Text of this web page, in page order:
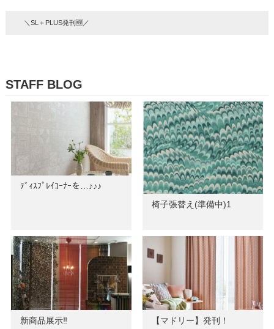
＼SL＋PLUS発刊🆕／
STAFF BLOG
ﾃﾞｨｽﾌﾟﾚｲｺｰﾅｰを…♪♪♪
椅子張替え(準備中)1
新商品展示‼ 【マドリー】発刊！